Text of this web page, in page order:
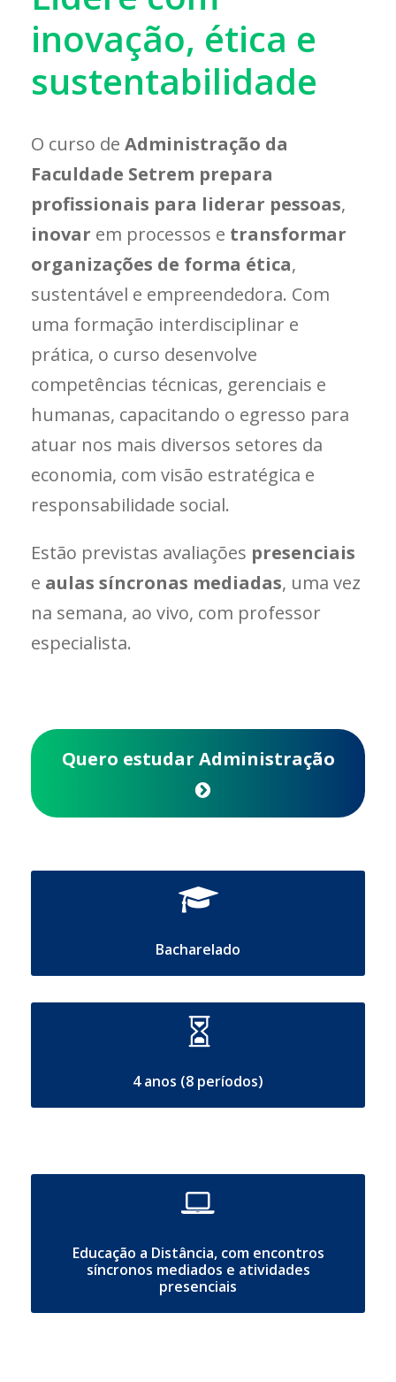
inovação, ética e
sustentabilidade
O curso de Administração da
Faculdade Setrem prepara
profissionais para liderar pessoas,
inovar em processos e transformar
organizações de forma ética,
sustentável e empreendedora. Com
uma formação interdisciplinar e
prática, o curso desenvolve
competências técnicas, gerenciais e
humanas, capacitando o egresso para
atuar nos mais diversos setores da
economia, com visão estratégica e
responsabilidade social.
Estão previstas avaliações presenciais
e aulas síncronas mediadas, uma vez
na semana, ao vivo, com professor
especialista.
Quero estudar Administração
Bacharelado
4 anos (8 períodos)
Educação a Distância, com encontros
síncronos mediados e atividades
presenciais